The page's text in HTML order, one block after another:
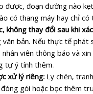
được, đoạn đường nào
có thang máy hay chỉ có
không thay đổi sau khi
văn bản. Nếu thực tế phát
nhân viên thông báo và xin
tự ý tính thêm.
xử lý riêng: Ly chén,
gói hoặc bọc thêm